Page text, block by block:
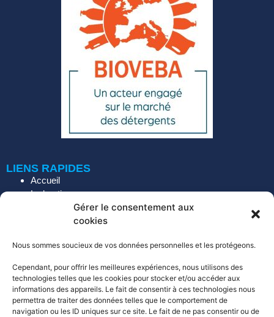
Gérer le consentement aux
cookies
Nous sommes soucieux de vos données personnelles et les protégeons.
Cependant, pour offrir les meilleures expériences, nous utilisons des
technologies telles que les cookies pour stocker et/ou accéder aux
informations des appareils. Le fait de consentir à ces technologies nous
permettra de traiter des données telles que le comportement de
navigation ou les ID uniques sur ce site. Le fait de ne pas consentir ou de
LIENS RAPIDES
Accueil
La boutique
Nos services
Démarche environnementale
A propos de Bioveba
Nous contacter
Mentions Légales
Politique de confidentialité